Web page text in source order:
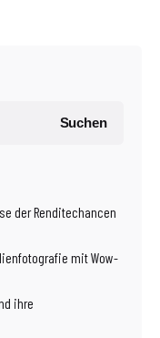
Suchen
der Renditechancen
mit Wow-
ihre